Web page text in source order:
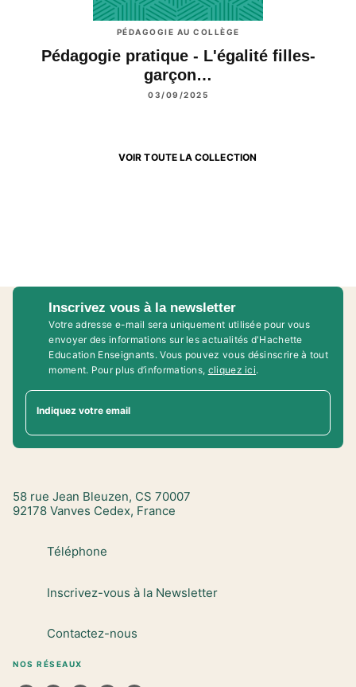
PÉDAGOGIE AU COLLÈGE
Pédagogie pratique - L'égalité filles-
garçon…
03/09/2025
VOIR TOUTE LA COLLECTION
Inscrivez vous à la newsletter
Votre adresse e-mail sera uniquement utilisée pour vous
envoyer des informations sur les actualités d'Hachette
Education Enseignants. Vous pouvez vous désinscrire à tout
moment. Pour plus d’informations, cliquez ici.
Indiquez votre email
58 rue Jean Bleuzen, CS 70007
92178 Vanves Cedex, France
Téléphone
Inscrivez-vous à la Newsletter
Contactez-nous
NOS RÉSEAUX